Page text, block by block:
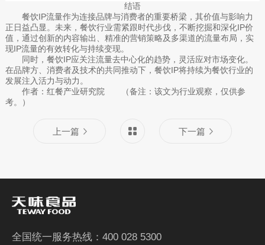
结语
餐饮IP流量作为连接品牌与消费者的重要桥梁，其价值与影响力
正日益凸显。未来，餐饮行业需紧跟时代步伐，不断挖掘和深化IP价
值，通过创新的内容输出、精准的营销策略及多渠道的流量布局，实
现IP流量的有效转化与持续变现。
同时，餐饮IP应关注流量去中心化的趋势，灵活应对市场变化。
在品牌方、消费者及技术的共同推动下，餐饮IP将持续为餐饮行业的
发展注入活力与动力。
作者：红餐产业研究院 （备注：该文为行业观察，仅供参
考。）
上一篇 下一篇
全国统一服务热线：400 028 5300